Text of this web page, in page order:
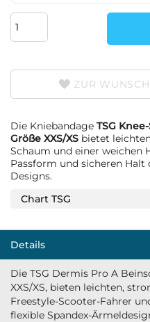
ZUR
Die Kniebandage TSG
Größe XXS/XS bietet
Schaum und einer weichen
Passform und sicheren
Designs.
Chart TSG
Details
Die TSG Dermis Pro A
XXS/XS, bieten leichten,
Freestyle-Scooter-Fahrer
flexible Spandex-